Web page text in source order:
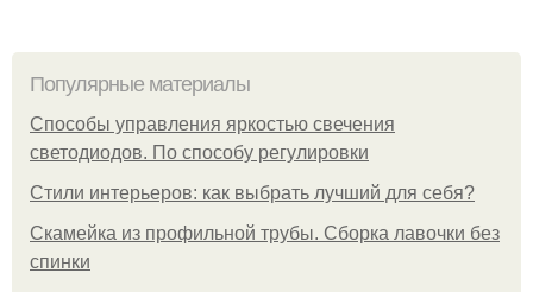
Популярные материалы
Способы управления яркостью свечения
светодиодов. По способу регулировки
Стили интерьеров: как выбрать лучший для себя?
Скамейка из профильной трубы. Сборка лавочки без
спинки